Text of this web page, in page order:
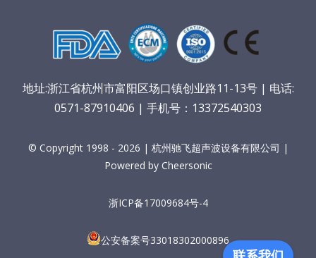
地址:浙江省杭州市富阳区场口镇创业路11-13号 | 电话:
0571-87910406 | 手机号：13372540303
© Copyright 1998 - 2026 | 杭州驰飞超声波设备有限公司 |
Powered by Cheersonic
浙ICP备17009684号-4
公安备案号33018302000896